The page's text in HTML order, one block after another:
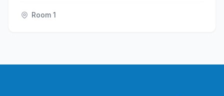
mostrati scenari di integrazione tramite MCP (Model
incident response.
Room 1